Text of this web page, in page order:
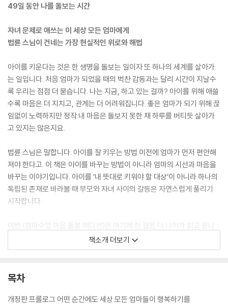
49일 동안 나를 돌보는 시간
자녀 문제로 애쓰는 이 세상 모든 엄마에게
법륜 스님이 건네는 가장 현실적인 위로와 해법
아이를 키운다는 것은 한 생명을 돌보는 일이자 또 하나의 세계를 살아가
는 일입니다. 처음 엄마가 되었을 때의 벅찬 감동과는 달리 시간이 지날수
록 우리는 점점 더 묻습니다. 나는 지금, 하고 있는 걸까? 아이를 위해 애쓸
수록 마음은 더 지치고, 관계는 더 어려워집니다. 좋은 엄마가 되기 위해 끊
임없이 노력하지만 정작 내 마음은 돌보지 못한 채 하루를 버티듯 살아가
고 있지는 않은지요.
법륜 스님은 말합니다. 아이를 잘 키우는 방법 이전에 엄마가 먼저 편안해
져야 한다고. 이 책은 아이를 바꾸는 방법이 아니라 엄마의 시선과 마음을
바꾸는 이야기입니다. 아이를 ‘내 뜻대로 키워야 할 대상’이 아니라 하나의
독립된 존재로 바라볼 때 부모와 자녀 사이의 갈등은 자연스럽게 풀리기
시작합니다.
이번 〈엄마수업 마음 돌봄 에디션〉은 여기에 한 걸음 더 나아가 읽고 끝나
는 책이 아니라 직접 나를 돌보는 경험으로 확장했습니다.
하루 한 문장을 따라 쓰고 7일마다 만다라를 그리며
생각을 정리하려 애쓰지 않아도 손을 움직이는 동안
책소개 더보기
목차
개정판 프롤로그 어떤 순간에도 세상 모든 엄마들이 행복하기를